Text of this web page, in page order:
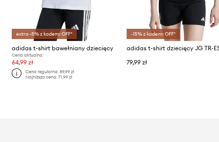
extra -5% z kodem: OFF*
adidas t-shirt bawełniany dziecięcy
Cena aktualna:
64,99 zł
Cena regularna:89,99 zł
Najniższa cena:71,99 zł
-15% z kodem: OFF*
adidas t-shirt dziecięcy JG TR-
79,99 zł